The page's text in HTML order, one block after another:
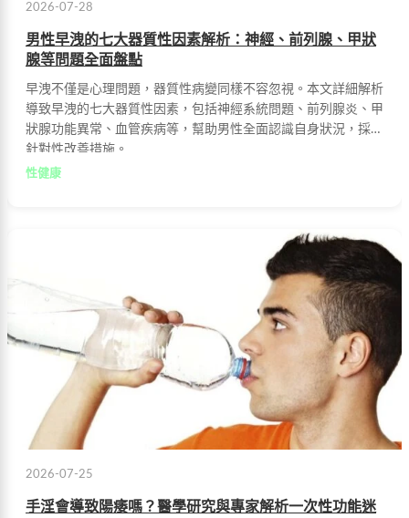
2026-07-28
男性早洩的七大器質性因素解析：神經、前列腺、甲狀
腺等問題全面盤點
早洩不僅是心理問題，器質性病變同樣不容忽視。本文詳細解析
導致早洩的七大器質性因素，包括神經系統問題、前列腺炎、甲
狀腺功能異常、血管疾病等，幫助男性全面認識自身狀況，採取
針對性改善措施。
性健康
2026-07-25
手淫會導致陽痿嗎？醫學研究與專家解析一次性功能迷